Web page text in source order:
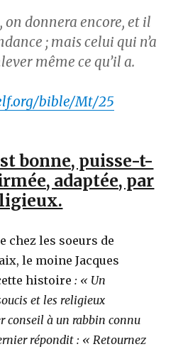
on donnera encore, et il
; mais celui qui n’a
même ce qu’il a.
bible/Mt/25
bonne, puisse-t-
adaptée, par
chez les soeurs de
le moine Jacques
histoire: « Un
et les religieux
conseil à un rabbin connu
répondit : « Retournez